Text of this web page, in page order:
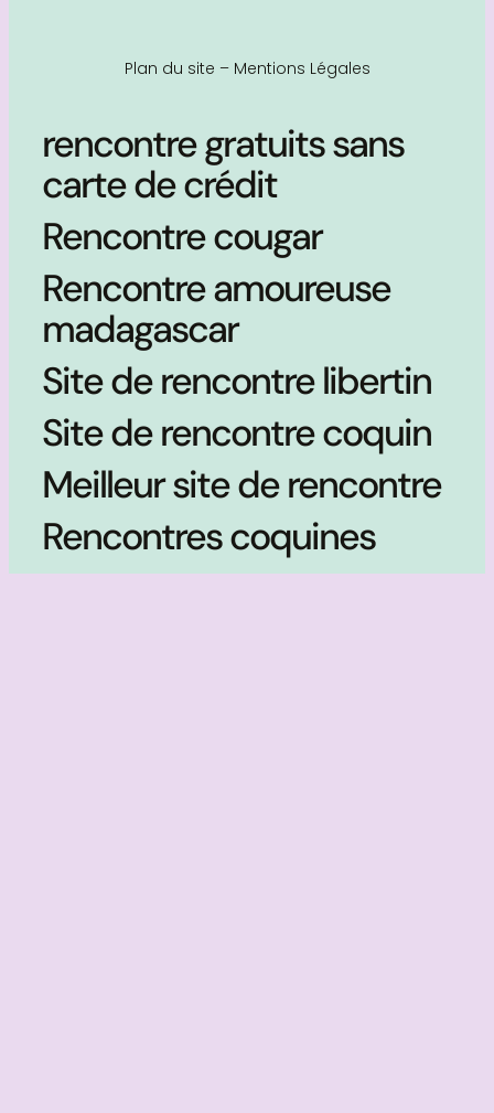
Plan du site – Mentions Légales
rencontre gratuits sans
carte de crédit
Rencontre cougar
Rencontre amoureuse
madagascar
Site de rencontre libertin
Site de rencontre coquin
Meilleur site de rencontre
Rencontres coquines